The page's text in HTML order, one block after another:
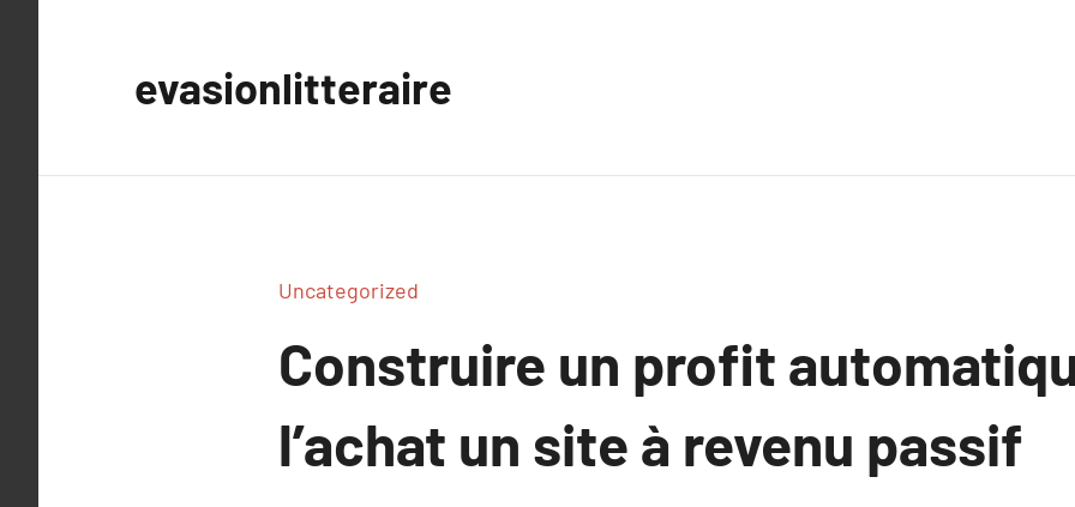
evasionlitteraire
Uncategorized
Construire un profit
l’achat un site à revenu passif